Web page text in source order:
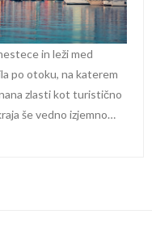
in leži med
po otoku, na katerem
zlasti kot turistično
še vedno izjemno…